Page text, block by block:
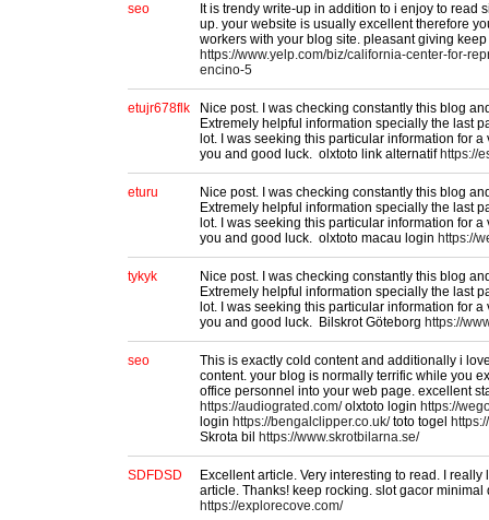
seo
It is trendy write-up in addition to i enjoy to read
up. your website is usually excellent therefore
workers with your blog site. pleasant giving
https://www.yelp.com/biz/california-center-for-
encino-5
etujr678flk
Nice post. I was checking constantly this blog
Extremely helpful information specially the last
lot. I was seeking this particular information for
you and good luck. olxtoto link alternatif https://
eturu
Nice post. I was checking constantly this blog
Extremely helpful information specially the last
lot. I was seeking this particular information for
you and good luck. olxtoto macau login https://
tykyk
Nice post. I was checking constantly this blog
Extremely helpful information specially the last
lot. I was seeking this particular information for
you and good luck. Bilskrot Göteborg https://
seo
This is exactly cold content and additionally i
content. your blog is normally terrific while you
office personnel into your web page. excellent
https://audiograted.com/olxtoto login https://
login https://bengalclipper.co.uk/toto togel
Skrota bil
https://www.skrotbilarna.se/
SDFDSD
Excellent article. Very interesting to read. I
article. Thanks! keep rocking. slot gacor minimal
https://explorecove.com/